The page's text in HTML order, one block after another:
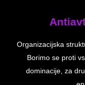
Organizacijska
Borimo se proti
dominacije, za